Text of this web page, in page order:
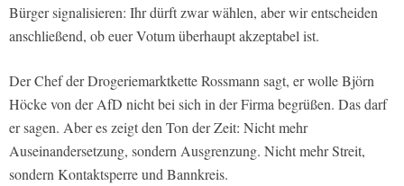
Bürger signalisieren: Ihr dürft zwar wählen, aber wir entscheiden
anschließend, ob euer Votum überhaupt akzeptabel ist.
Der Chef der Drogeriemarktkette Rossmann sagt, er wolle Björn
Höcke von der AfD nicht bei sich in der Firma begrüßen. Das darf
er sagen. Aber es zeigt den Ton der Zeit: Nicht mehr
Auseinandersetzung, sondern Ausgrenzung. Nicht mehr Streit,
sondern Kontaktsperre und Bannkreis.